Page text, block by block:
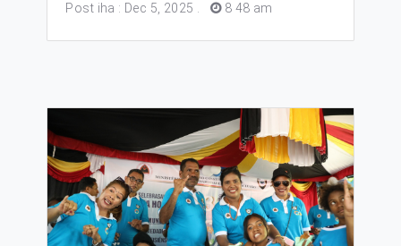
Post iha : Dec 5, 2025 8 48 am